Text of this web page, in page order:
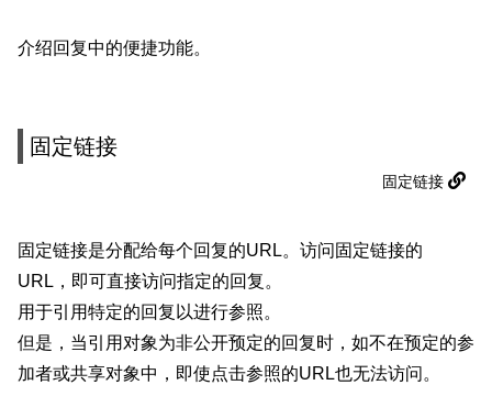
介绍回复中的便捷功能。
固定链接
固定链接
固定链接是分配给每个回复的URL。访问固定链接的
URL，即可直接访问指定的回复。
用于引用特定的回复以进行参照。
但是，当引用对象为非公开预定的回复时，如不在预定的参
加者或共享对象中，即使点击参照的URL也无法访问。